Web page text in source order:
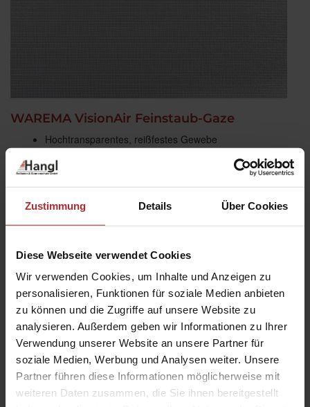
Zustimmung Details Über Cookies
Diese Webseite verwendet Cookies
Wir verwenden Cookies, um Inhalte und Anzeigen zu
personalisieren, Funktionen für soziale Medien anbieten
zu können und die Zugriffe auf unsere Website zu
analysieren. Außerdem geben wir Informationen zu Ihrer
Verwendung unserer Website an unsere Partner für
soziale Medien, Werbung und Analysen weiter. Unsere
Partner führen diese Informationen möglicherweise mit
weiteren Daten zusammen, die Sie ihnen bereitgestellt
WAREMA VisionAir Feinstaub-Gaze
Hochtransparentes, reißfestes Gewebe
Farbe: Schwarz